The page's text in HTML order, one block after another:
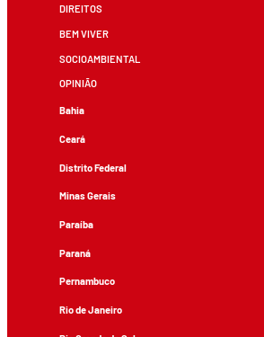
DIREITOS
BEM VIVER
SOCIOAMBIENTAL
OPINIÃO
Bahia
Ceará
Distrito Federal
Minas Gerais
Paraíba
Paraná
Pernambuco
Rio de Janeiro